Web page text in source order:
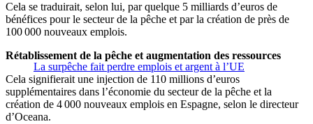
Cela se traduirait, selon lui, par quelque 5 milliards d’euros de
bénéfices pour le secteur de la pêche et par la création de près de
100 000 nouveaux emplois.
La surpêche fait perdre emplois et argent à l’UE
Rétablissement de la pêche et augmentation des ressources
Cela signifierait une injection de 110 millions d’euros
supplémentaires dans l’économie du secteur de la pêche et la
création de 4 000 nouveaux emplois en Espagne, selon le directeur
d’Oceana.